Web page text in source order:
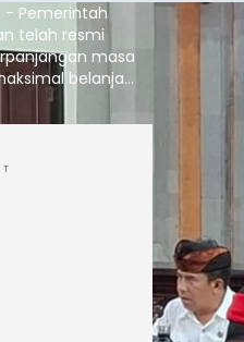
- Pemerintah
telah resmi
masa
belanja
Kementerian